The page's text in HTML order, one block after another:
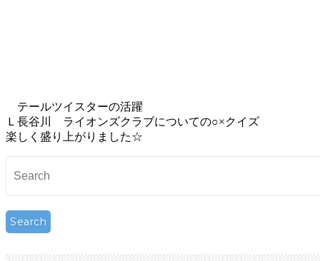
テールツイスターの活躍
Ｌ長谷川 ライオンズクラブについての○×クイズ
楽しく盛り上がりました☆